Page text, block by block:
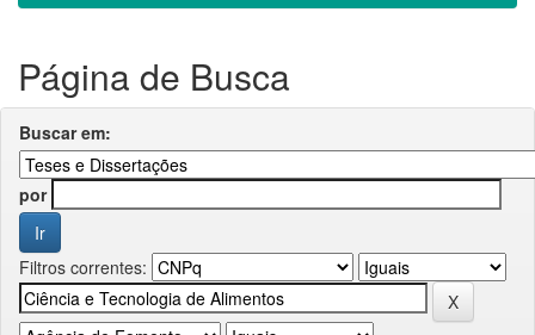
Página de Busca
Buscar em:
por
Filtros correntes: